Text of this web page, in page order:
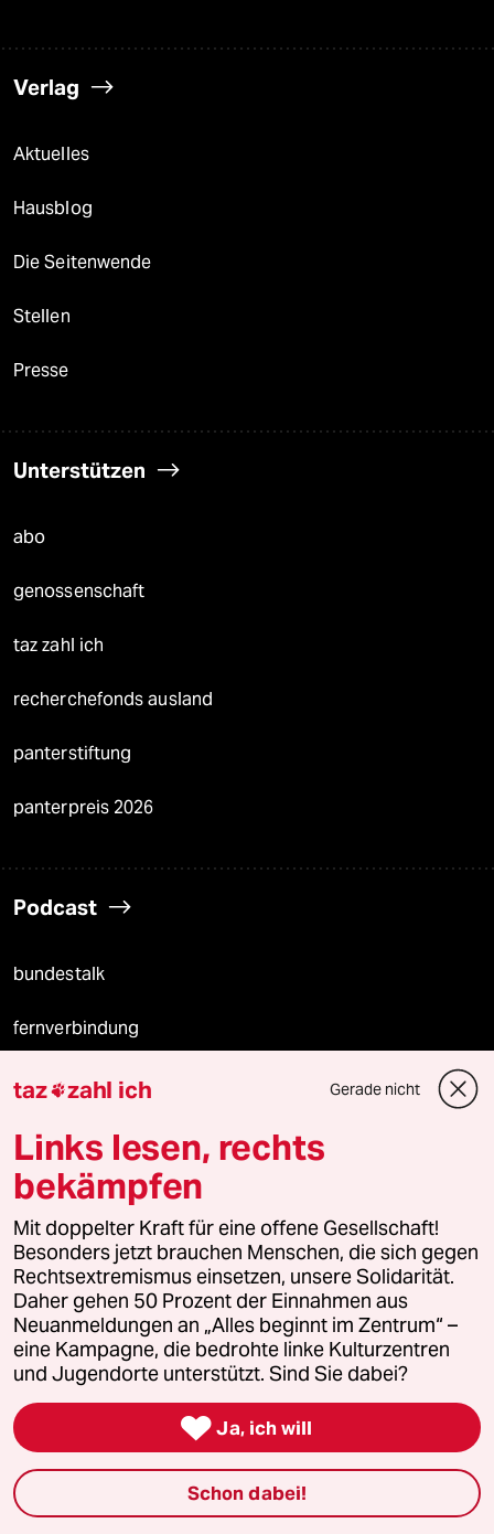
Verlag
Aktuelles
Hausblog
Die Seitenwende
Stellen
Presse
Unterstützen
abo
genossenschaft
taz zahl ich
recherchefonds ausland
panterstiftung
panterpreis 2026
Podcast
bundestalk
fernverbindung
klima update°
Mauerecho
Freie Rede
reingehen
Newsletter
team zukunft
taz frisch
taz zahl ich
taz zahl ich Gerade nicht
Links lesen, rechts
bekämpfen
Mit doppelter Kraft für eine offene Gesellschaft!
Besonders jetzt brauchen Menschen, die sich gegen
Rechtsextremismus einsetzen, unsere Solidarität.
Daher gehen 50 Prozent der Einnahmen aus
Neuanmeldungen an „Alles beginnt im Zentrum“ –
eine Kampagne, die bedrohte linke Kulturzentren
und Jugendorte unterstützt. Sind Sie dabei?
 Ja, ich will
Schon dabei!